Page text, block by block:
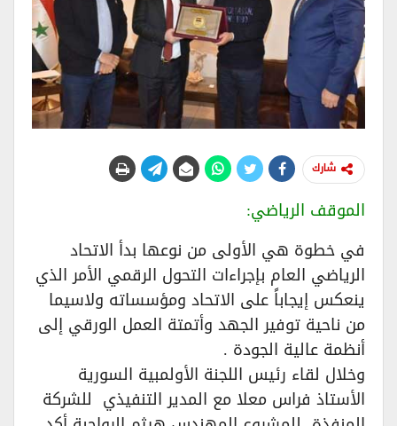
شارك
الموقف الرياضي:
في خطوة هي الأولى من نوعها بدأ الاتحاد
الرياضي العام بإجراءات التحول الرقمي الأمر الذي
ينعكس إيجاباً على الاتحاد ومؤسساته ولاسيما
من ناحية توفير الجهد وأتمتة العمل الورقي إلى
أنظمة عالية الجودة .
وخلال لقاء رئيس اللجنة الأولمبية السورية
الأستاذ فراس معلا مع المدير التنفيذي للشركة